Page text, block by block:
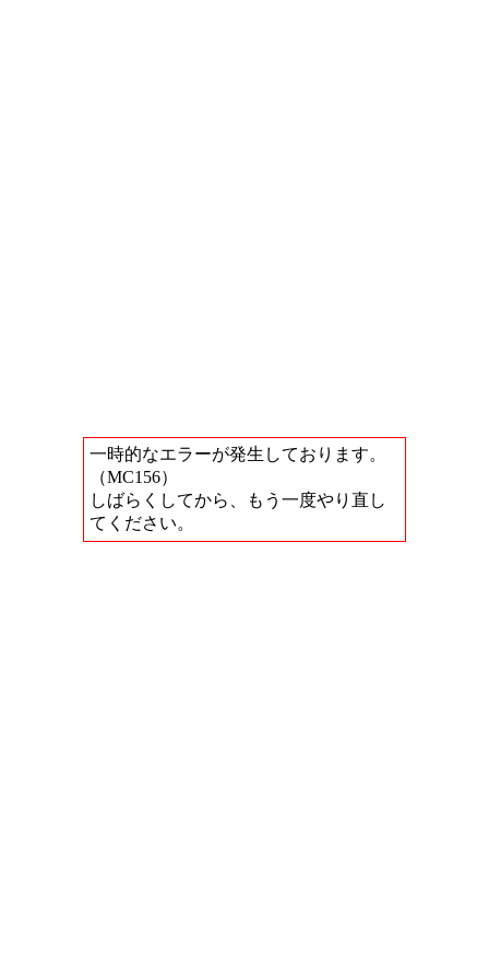
一時的なエラーが発生しております。
（MC156）
しばらくしてから、もう一度やり直し
てください。